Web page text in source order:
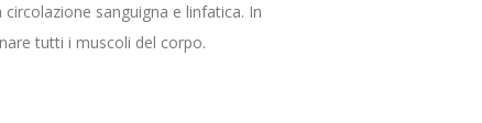
sanguigna e linfatica. In
tutti i muscoli del corpo.